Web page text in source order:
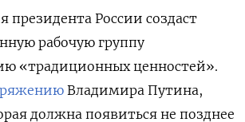
России создаст
рабочую группу
«традиционных ценностей».
Владимира Путина,
должна появиться не позднее